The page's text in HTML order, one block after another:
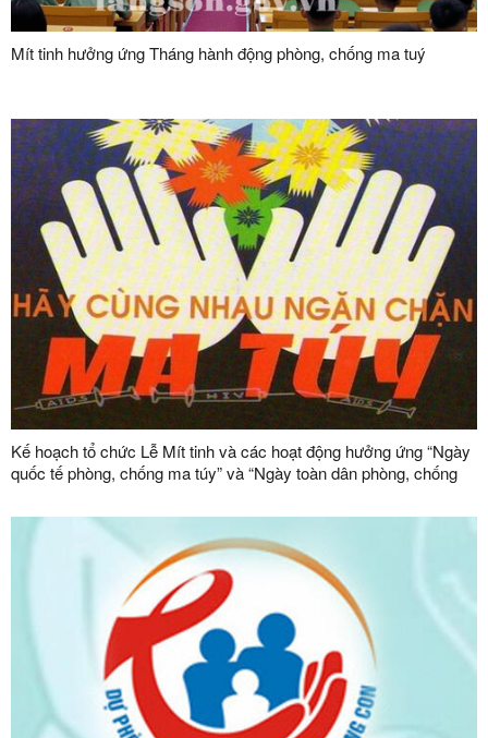
Mít tinh hưởng ứng Tháng hành động phòng, chống ma tuý
Kế hoạch tổ chức Lễ Mít tinh và các hoạt động hưởng ứng “Ngày
quốc tế phòng, chống ma túy” và “Ngày toàn dân phòng, chống